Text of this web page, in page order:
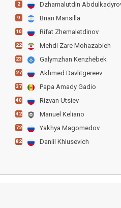
2 Dzhamalutdin
9 Brian Mansilla
10 Rifat Zhemaletdinov
22 Mehdi Zare Mohazabieh
23 Galymzhan Kenzhebek
27 Akhmed Davlitgereev
37 Papa Amady Gadio
40 Rizvan Utsiev
42 Manuel Keliano
72 Yakhya Magomedov
82 Daniil Khlusevich